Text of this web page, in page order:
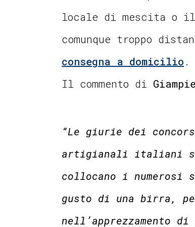
locale di mescita o
comunque troppo
consegna a domicilio .
Il commento di
“Le giurie dei
artigianali italiani
collocano i numerosi
gusto di una birra,
nell’apprezzamento